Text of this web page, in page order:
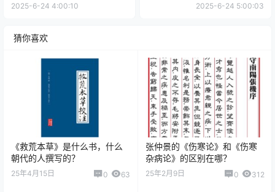
2025-6-24 4:00:10 2025-6-24 5:00:03
猜你喜欢
《救荒本草》是什么书，什么
朝代的人撰写的？
25年4月15日 0 63
张仲景的《伤寒论》和《伤寒
杂病论》的区别在哪？
25年2月9日 0 312